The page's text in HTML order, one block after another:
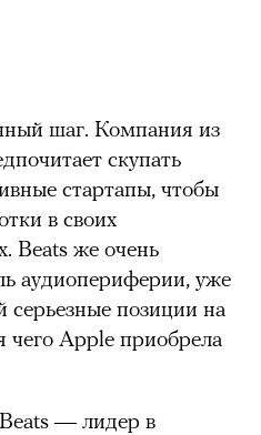
шаг. Компания из
скупать
стартапы, чтобы
в своих
Beats же очень
аудиопериферии, уже
позиции на
чего Apple приобрела
— лидер в